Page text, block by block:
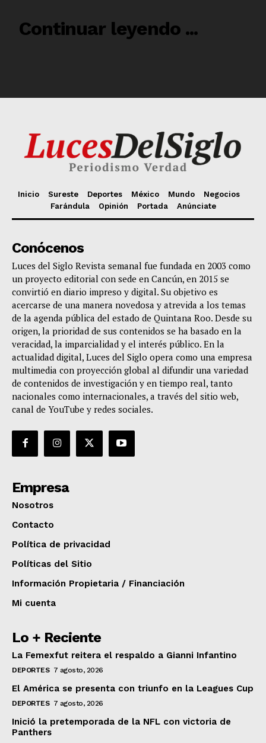
Inicio Sureste Deportes México Mundo
Negocios
Farándula
Opinión Portada Anúnciate
Conócenos
Luces del Siglo Revista semanal fue fundada en 2003 como
un proyecto editorial con sede en Cancún, en 2015 se
convirtió en diario impreso y digital. Su objetivo es
acercarse de una manera novedosa y atrevida a los temas
de la agenda pública del estado de Quintana Roo. Desde su
origen, la prioridad de sus contenidos se ha basado en la
veracidad, la imparcialidad y el interés público. En la
actualidad digital, Luces del Siglo opera como una empresa
multimedia con proyección global al difundir una variedad
de contenidos de investigación y en tiempo real, tanto
nacionales como internacionales, a través del sitio web,
canal de YouTube y redes sociales.
Empresa
Nosotros
Contacto
Política de privacidad
Políticas del Sitio
Información Propietaria / Financiación
Mi cuenta
Lo + Reciente
La Femexfut reitera el respaldo a Gianni Infantino
DEPORTES 7 agosto, 2026
El América se presenta con triunfo en la Leagues Cup
DEPORTES 7 agosto, 2026
Inició la pretemporada de la NFL con victoria de
Panthers